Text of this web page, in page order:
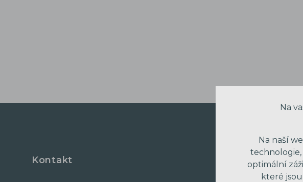
Kontakt
Na
Na naší
optimální
které